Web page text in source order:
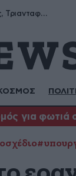
Μύρων, Τριαντάφυλλος, Τριανταφυλλιά, Φυλλιώ, Ρόζα
για φωτιά